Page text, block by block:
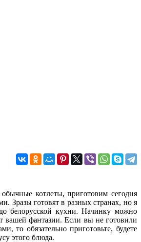
обычные котлеты, приготовим сегодня
Зразы готовят в разных странах, но я
белорусской кухни. Начинку можно
вашей фантазии. Если вы не готовили
то обязательно приготовьте, будете
этого блюда.